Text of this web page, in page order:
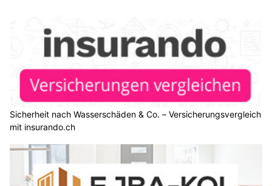
Sicherheit nach Wasserschäden & Co. – Versicherungsvergleich
mit insurando.ch